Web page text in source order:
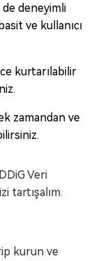
de deneyimli
ve kullanıcı
kurtarılabilir
zamandan ve
Veri
tartışalım.
kurun ve